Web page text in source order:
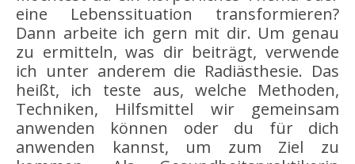
eine Lebenssituation transformieren?
Dann arbeite ich gern mit dir. Um genau
zu ermitteln, was dir beiträgt, verwende
ich unter anderem die Radiästhesie. Das
heißt, ich teste aus, welche Methoden,
Techniken, Hilfsmittel wir gemeinsam
anwenden können oder du für dich
anwenden kannst, um zum Ziel zu